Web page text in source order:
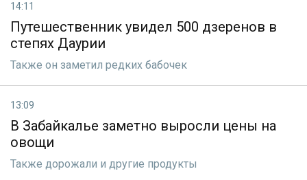
14:11
Путешественник увидел 500 дзеренов в
степях Даурии
Также он заметил редких бабочек
13:09
В Забайкалье заметно выросли цены на
овощи
Также дорожали и другие продукты